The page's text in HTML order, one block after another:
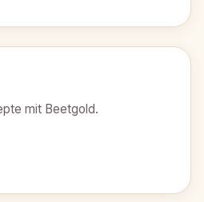
mit Beetgold.